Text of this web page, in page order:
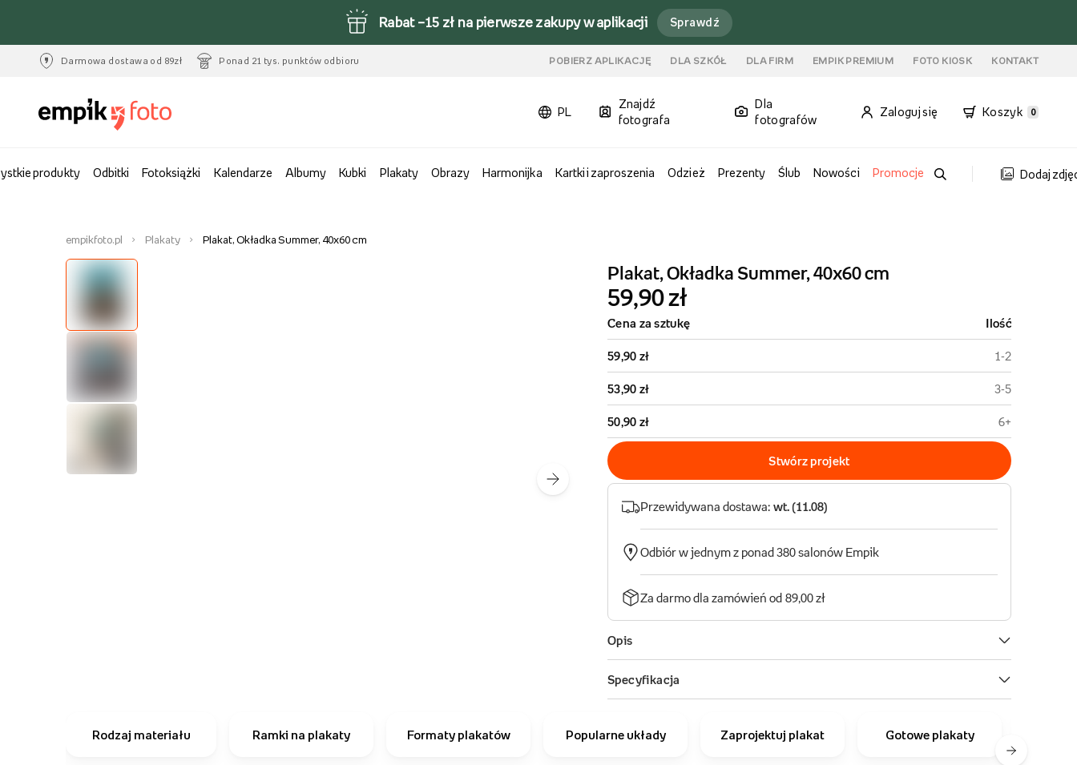
Rabat –15 zł na pierwsze zakupy w aplikacji Sprawdź
Darmowa dostawa od 89zł Ponad 21 tys. punktów odbioru POBIERZ APLIKACJĘ DLA SZKÓŁ DLA FIRM EMPIK PREMIUM FOTO KIOSK KONTAKT
PL
Znajdź
fotografa
Dla
fotografów
Zaloguj się Koszyk 0
produkty Odbitki Fotoksiążki Kalendarze Albumy Kubki Plakaty Obrazy Harmonijka Kartki i zaproszenia Odzież Prezenty Ślub Nowości Promocje Dodaj
empikfoto.pl Plakaty Plakat, Okładka Summer, 40x60 cm
Rodzaj materiału Ramki na plakaty Formaty plakatów Popularne układy Zaprojektuj plakat Gotowe plakaty